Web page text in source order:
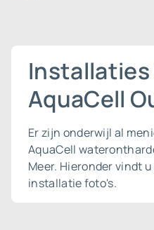
Installaties
AquaCell
Er zijn onderwijl al
AquaCell
Meer. Hieronder vindt
installatie foto's.